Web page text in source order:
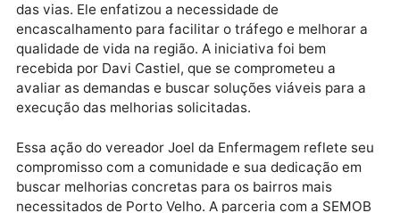
(SEMOB), Davi Castiel.
Publicidade
Durante a reunião, Joel da Enfermagem destacou a
urgência das obras, ressaltando os desafios
enfrentados pelos moradores devido às más
das vias. Ele enfatizou a necessidade de
encascalhamento para facilitar o tráfego e melhorar
qualidade de vida na região. A iniciativa foi bem